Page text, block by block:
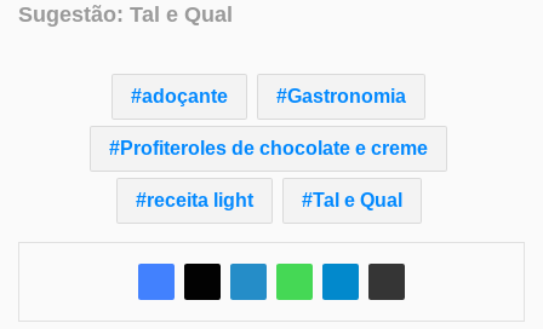
Sugestão: Tal e Qual
adoçante Gastronomia
Profiteroles de chocolate e creme
receita light Tal e Qual